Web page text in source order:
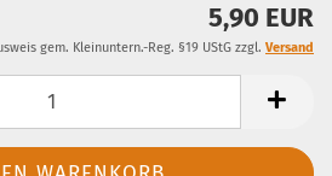
5,90 EUR
gem. Kleinuntern.-Reg. §19 UStG zzgl. Versand